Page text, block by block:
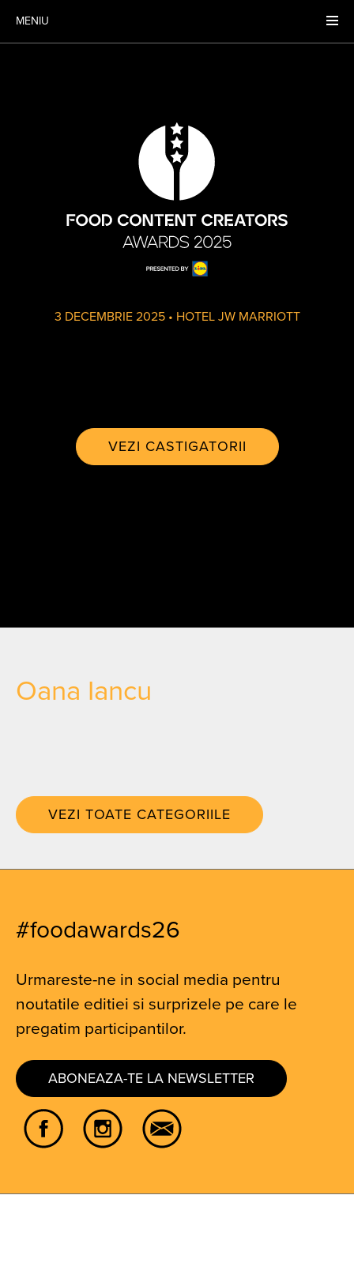
MENIU
3 DECEMBRIE 2025• HOTEL JW MARRIOTT
VEZI CASTIGATORII
Oana Iancu
VEZI TOATE CATEGORIILE
#foodawards26
Urmareste-ne in social media pentru
noutatile editiei si surprizele pe care le
pregatim participantilor.
ABONEAZA-TE LA NEWSLETTER